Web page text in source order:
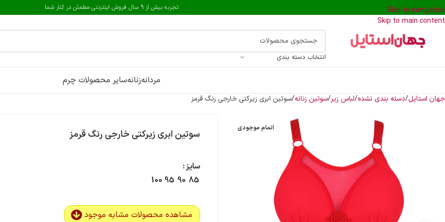
Skip to navigation
Skip to main content
تجربه بیش از 9 سال فروش اینترنتی مطمئن در کنار شما
انتخاب دسته بندی
مردانهزنانهسایر محصولات چرم
جهان استایل دسته بندی نشده لباس زیر سوتین زنانه سوتین ابری زیرکتی خارجی رنگ قرمز
اتمام موجودی سوتین ابری زیرکتی خارجی رنگ قرمز
سایز
85
90
95
100
مشاهده محصولات مشابه موجود